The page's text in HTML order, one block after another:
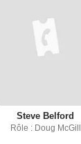
Steve Belford
Rôle : Doug McGill